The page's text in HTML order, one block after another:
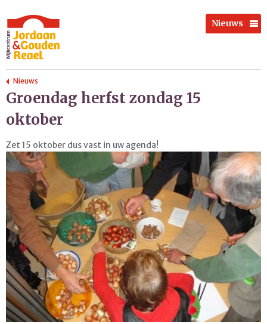
Nieuws
Nieuws
Groendag herfst zondag 15
oktober
Zet 15 oktober dus vast in uw agenda!